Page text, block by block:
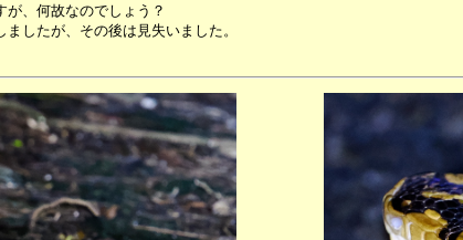
、何故なのでしょう？
したが、その後は見失いました。